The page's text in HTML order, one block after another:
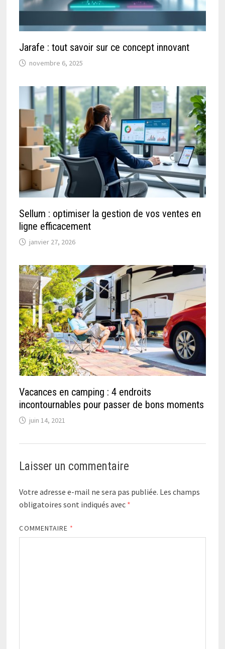
Jarafe : tout savoir sur ce concept innovant
novembre 6, 2025
Sellum : optimiser la gestion de vos ventes en
ligne efficacement
janvier 27, 2026
Vacances en camping : 4 endroits
incontournables pour passer de bons moments
juin 14, 2021
Laisser un commentaire
Votre adresse e-mail ne sera pas publiée. Les champs
obligatoires sont indiqués avec *
COMMENTAIRE *